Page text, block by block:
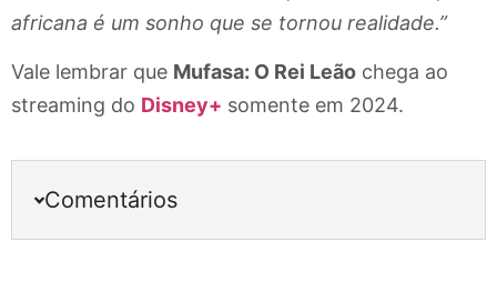
africana é um sonho que se tornou realidade.”
Vale lembrar que Mufasa: O Rei Leão chega ao
streaming do Disney+ somente em 2024.
Comentários